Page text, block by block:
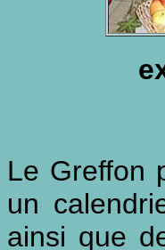
Le Greffon
un
ainsi que